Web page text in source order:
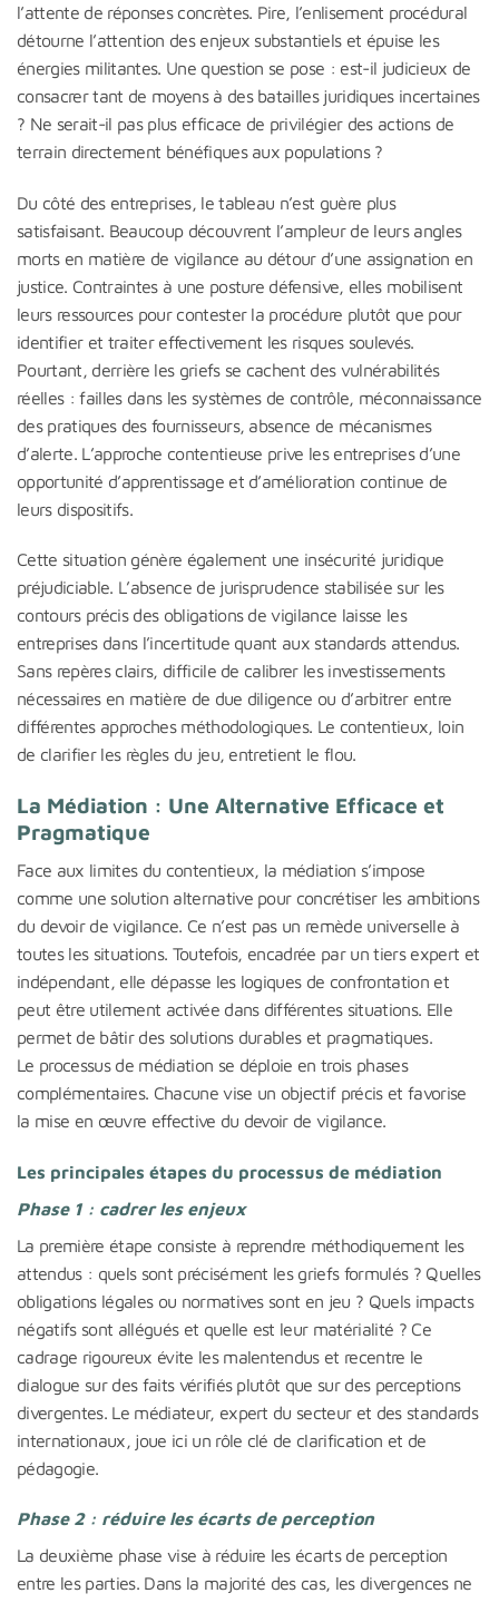
l’attente de réponses concrètes. Pire, l’enlisement procédural
détourne l’attention des enjeux substantiels et épuise les
énergies militantes. Une question se pose : est-il judicieux de
consacrer tant de moyens à des batailles juridiques incertaines
? Ne serait-il pas plus efficace de privilégier des actions de
terrain directement bénéfiques aux populations ?
Du côté des entreprises, le tableau n’est guère plus
satisfaisant. Beaucoup découvrent l’ampleur de leurs angles
morts en matière de vigilance au détour d’une assignation en
justice. Contraintes à une posture défensive, elles mobilisent
leurs ressources pour contester la procédure plutôt que pour
identifier et traiter effectivement les risques soulevés.
Pourtant, derrière les griefs se cachent des vulnérabilités
réelles : failles dans les systèmes de contrôle, méconnaissance
des pratiques des fournisseurs, absence de mécanismes
d’alerte. L’approche contentieuse prive les entreprises d’une
opportunité d’apprentissage et d’amélioration continue de
leurs dispositifs.
Cette situation génère également une insécurité juridique
préjudiciable. L’absence de jurisprudence stabilisée sur les
contours précis des obligations de vigilance laisse les
entreprises dans l’incertitude quant aux standards attendus.
Sans repères clairs, difficile de calibrer les investissements
nécessaires en matière de due diligence ou d’arbitrer entre
différentes approches méthodologiques. Le contentieux, loin
de clarifier les règles du jeu, entretient le flou.
La Médiation : Une Alternative Efficace et
Pragmatique
Face aux limites du contentieux, la médiation s’impose
comme une solution alternative pour concrétiser les ambitions
du devoir de vigilance. Ce n’est pas un remède universelle à
toutes les situations. Toutefois, encadrée par un tiers expert et
indépendant, elle dépasse les logiques de confrontation et
peut être utilement activée dans différentes situations. Elle
permet de bâtir des solutions durables et pragmatiques.
Le processus de médiation se déploie en trois phases
complémentaires. Chacune vise un objectif précis et favorise
la mise en œuvre effective du devoir de vigilance.
Les principales étapes du processus de médiation
Phase 1 : cadrer les enjeux
La première étape consiste à reprendre méthodiquement les
attendus : quels sont précisément les griefs formulés ? Quelles
obligations légales ou normatives sont en jeu ? Quels impacts
négatifs sont allégués et quelle est leur matérialité ? Ce
cadrage rigoureux évite les malentendus et recentre le
dialogue sur des faits vérifiés plutôt que sur des perceptions
divergentes. Le médiateur, expert du secteur et des standards
internationaux, joue ici un rôle clé de clarification et de
pédagogie.
Phase 2 : réduire les écarts de perception
La deuxième phase vise à réduire les écarts de perception
entre les parties. Dans la majorité des cas, les divergences ne